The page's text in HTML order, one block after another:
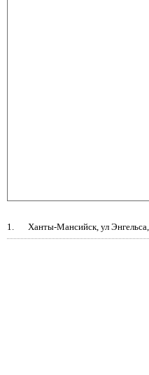
1. Ханты-Мансийск, ул